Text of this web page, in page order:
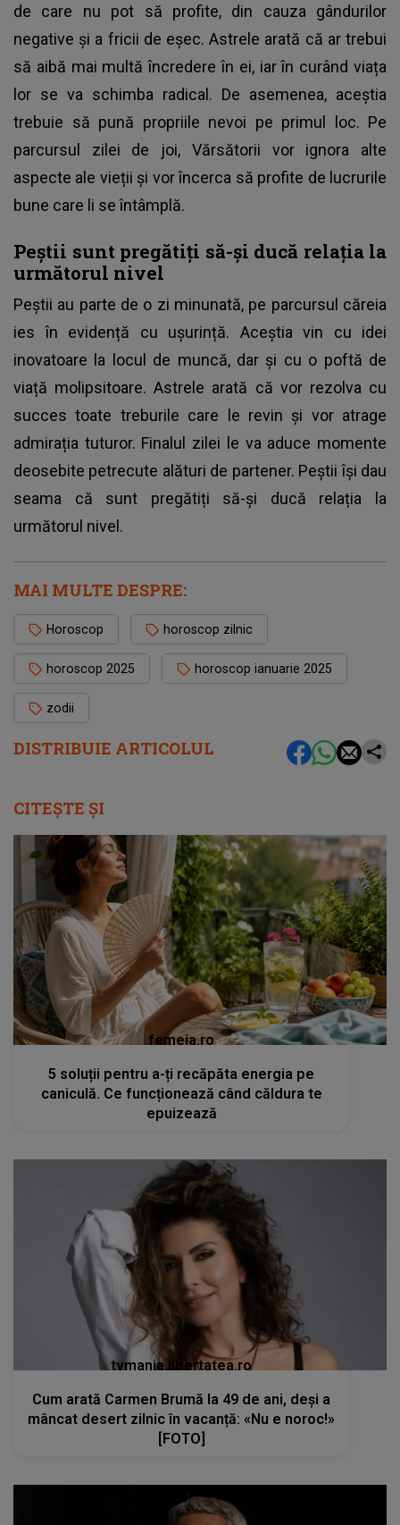
DISTRIBUIE ARTICOLUL
de care nu pot să profite, din cauza gândurilor
negative și a fricii de eșec. Astrele arată că ar trebui
să aibă mai multă încredere în ei, iar în curând viața
lor se va schimba radical. De asemenea, aceștia
trebuie să pună propriile nevoi pe primul loc. Pe
parcursul zilei de joi, Vărsătorii vor ignora alte
aspecte ale vieții și vor încerca să profite de lucrurile
bune care li se întâmplă.
Peștii sunt pregătiți să-și ducă relația la
următorul nivel
Peștii au parte de o zi minunată, pe parcursul căreia
ies în evidență cu ușurință. Aceștia vin cu idei
inovatoare la locul de muncă, dar și cu o poftă de
viață molipsitoare. Astrele arată că vor rezolva cu
succes toate treburile care le revin și vor atrage
admirația tuturor. Finalul zilei le va aduce momente
deosebite petrecute alături de partener. Peștii își dau
seama că sunt pregătiți să-și ducă relația la
următorul nivel.
MAI MULTE DESPRE:
Horoscop horoscop zilnic
horoscop 2025 horoscop ianuarie 2025
zodii
CITEȘTE ȘI
femeia.ro
5 soluții pentru a-ți recăpăta energia pe
caniculă. Ce funcționează când căldura te
epuizează
tvmania.libertatea.ro
Cum arată Carmen Brumă la 49 de ani, deși a
mâncat desert zilnic în vacanță: «Nu e noroc!»
[FOTO]